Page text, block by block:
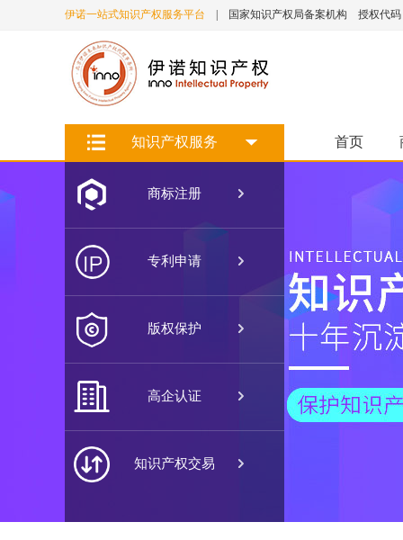
伊诺一站式知识产权服务平台 | 国家知识产权局备案机构 授权代码
首页
知识产权服务
商标注册 
专利申请 
版权保护 
高企认证 
知识产权交易 